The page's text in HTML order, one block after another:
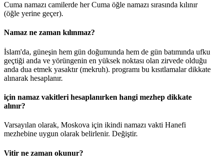
Cuma namazı camilerde her Cuma öğle namazı sırasında kılınır
(öğle yerine geçer).
Namaz ne zaman kılınmaz?
İslam'da, güneşin hem gün doğumunda hem de gün batımında ufku
geçtiği anda ve yörüngenin en yüksek noktası olan zirvede olduğu
anda dua etmek yasaktır (mekruh). programı bu kısıtlamalar dikkate
alınarak hesaplanır.
için namaz vakitleri hesaplanırken hangi mezhep dikkate
alınır?
Varsayılan olarak, Moskova için ikindi namazı vakti Hanefi
mezhebine uygun olarak belirlenir. Değiştir.
Vitir ne zaman okunur?